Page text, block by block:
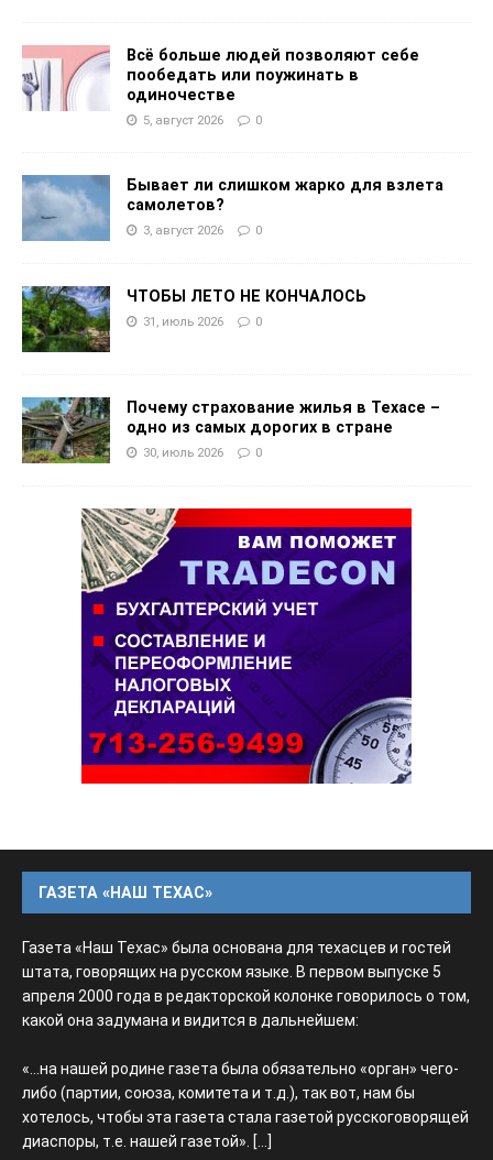
Всё больше людей позволяют себе
пообедать или поужинать в
одиночестве
5, август 2026 0
Бывает ли слишком жарко для взлета
самолетов?
3, август 2026 0
ЧТОБЫ ЛЕТО НЕ КОНЧАЛОСЬ
31, июль 2026 0
Почему страхование жилья в Техасе –
одно из самых дорогих в стране
30, июль 2026 0
ГАЗЕТА «НАШ ТЕХАС»
Газета «Наш Техас» была основана для техасцев и гостей
штата, говорящих на русском языке. В первом выпуске 5
апреля 2000 года в редакторской колонке говорилось о том,
какой она задумана и видится в дальнейшем:
«...на нашей родине газета была обязательно «орган» чего-
либо (партии, союза, комитета и т.д.), так вот, нам бы
хотелось, чтобы эта газета стала газетой русскоговорящей
диаспоры, т.е. нашей газетой». [...]